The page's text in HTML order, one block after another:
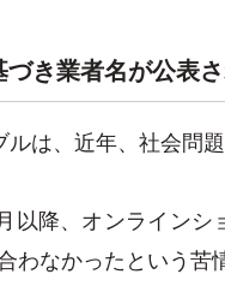
き業者名が公表
は、近年、社会問題
以降、オンライン
わなかったという苦